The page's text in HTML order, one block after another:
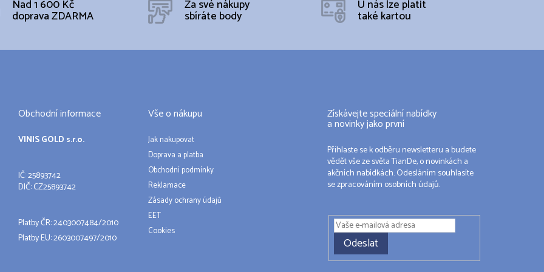
Nad 1 600 Kč
doprava ZDARMA
Za své nákupy
sbíráte body
U nás lze platit
také kartou
Obchodní informace
VINIS GOLD s.r.o.
IČ: 25893742
DIČ: CZ25893742
Platby ČR: 2403007484/2010
Platby EU: 2603007497/2010
Vše o nákupu
Jak nakupovat
Doprava a platba
Obchodní podmínky
Reklamace
Zásady ochrany údajů
EET
Cookies
Získávejte speciální nabídky
a novinky jako první
Přihlaste se k odběru newsletteru a budete
vědět vše ze světa TianDe, o novinkách a
akčních nabídkách. Odesláním souhlasíte
se zpracováním osobních údajů.
Odeslat